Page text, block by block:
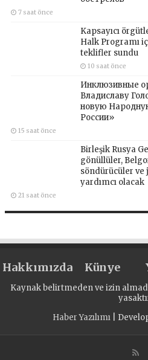
7 saat önce
Kapsayıcı
Halk Programı
teklifler sundu
10 saat önce
Инклюзивные
Владиславу
новую
России»
15 saat önce
Birleşik Rusya
gönüllüler,
söndürücüler
yardımcı olacak
21 saat önce
Hakkımızda Künye
Kaynak belirtmeden ve izin
Haber Yazılımı |